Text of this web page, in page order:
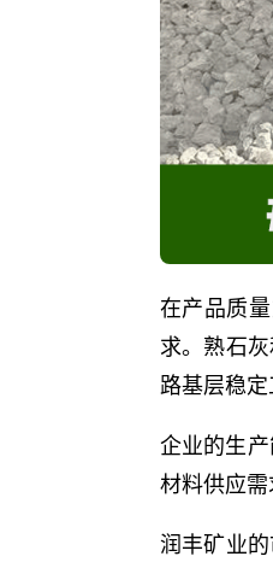
在产品质
求。熟石
路基层稳定
企业的生
材料供应
润丰矿业